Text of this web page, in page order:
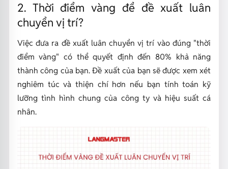
2. Thời điểm vàng để đề xuất luân
chuyển vị trí?
Việc đưa ra đề xuất luân chuyển vị trí vào đúng "thời
điểm vàng" có thể quyết định đến 80% khả năng
thành công của bạn. Đề xuất của bạn sẽ được xem xét
nghiêm túc và thiện chí hơn nếu bạn tính toán kỹ
lưỡng tình hình chung của công ty và hiệu suất cá
nhân.